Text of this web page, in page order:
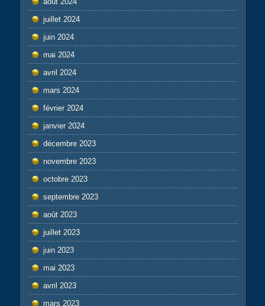
juillet 2024
juin 2024
mai 2024
avril 2024
mars 2024
février 2024
janvier 2024
décembre 2023
novembre 2023
octobre 2023
septembre 2023
août 2023
juillet 2023
juin 2023
mai 2023
avril 2023
mars 2023